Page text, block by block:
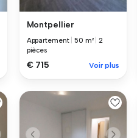
Montpellier
Appartement |50 m² |2
pièces
€ 715 Voir plus